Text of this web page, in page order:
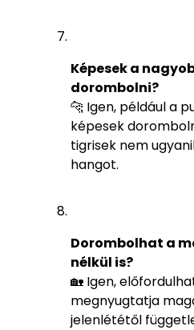
Képesek a
dorombolni?
🐆 Igen, például a
képesek
tigrisek nem
hangot.
Dorombolhat a
nélkül is?
🏡 Igen,
megnyugtatja
jelenlététől